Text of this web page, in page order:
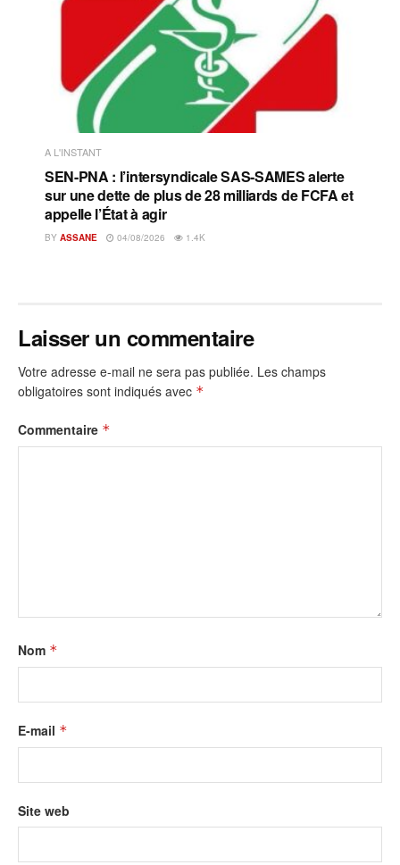
A L'INSTANT
SEN-PNA : l’intersyndicale SAS-SAMES alerte
sur une dette de plus de 28 milliards de FCFA et
appelle l’État à agir
BY ASSANE 04/08/2026 1.4K
Laisser un commentaire
Votre adresse e-mail ne sera pas publiée. Les champs
obligatoires sont indiqués avec *
Commentaire *
Nom *
E-mail *
Site web